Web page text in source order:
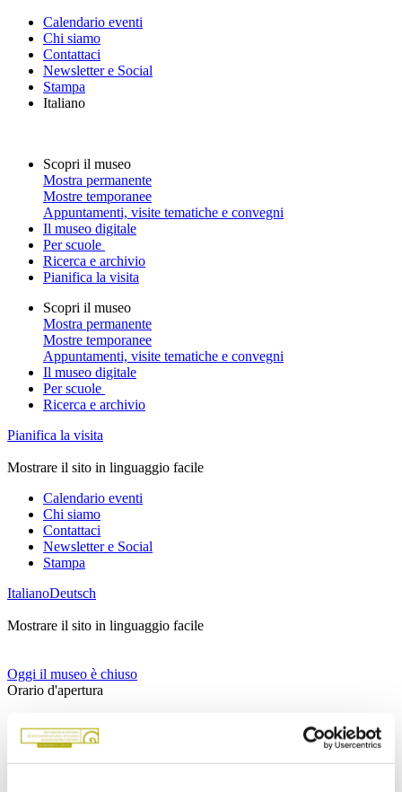
Calendario eventi
Chi siamo
Contattaci
Newsletter e Social
Stampa
Italiano
Scopri il museo
Mostra permanente
Mostre temporanee
Appuntamenti, visite tematiche e convegni
Il museo digitale
Per scuole
Ricerca e archivio
Pianifica la visita
Scopri il museo
Mostra permanente
Mostre temporanee
Appuntamenti, visite tematiche e convegni
Il museo digitale
Per scuole
Ricerca e archivio
Pianifica la visita
Mostrare il sito in linguaggio facile
Calendario eventi
Chi siamo
Contattaci
Newsletter e Social
Stampa
ItalianoDeutsch
Mostrare il sito in linguaggio facile
Oggi il museo è chiuso
Orario d'apertura
via Bottai 1, 39100 Bolzano, Italia